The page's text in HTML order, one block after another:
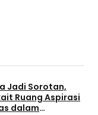
Jadi Sorotan,
Ruang Aspirasi
dalam